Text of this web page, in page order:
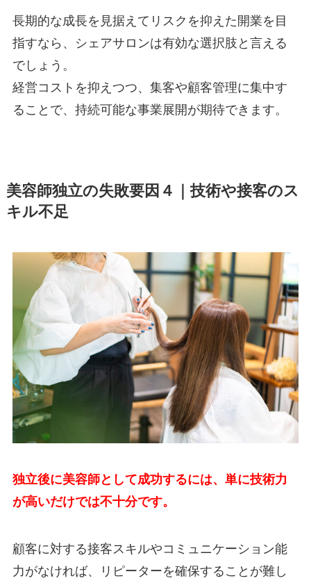
長期的な成長を見据えてリスクを抑えた開業を目
指すなら、シェアサロンは有効な選択肢と言える
でしょう。
経営コストを抑えつつ、集客や顧客管理に集中す
ることで、持続可能な事業展開が期待できます。
美容師独立の失敗要因４｜技術や接客のス
キル不足
独立後に美容師として成功するには、単に技術力
が高いだけでは不十分です。
顧客に対する接客スキルやコミュニケーション能
力がなければ、リピーターを確保することが難し